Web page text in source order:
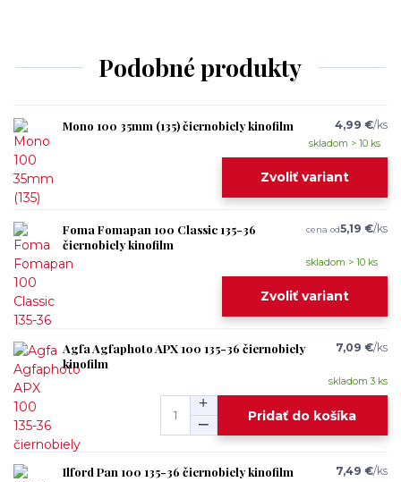
Podobné produkty
Mono 100 35mm (135) čiernobiely kinofilm 4,99 €/ks
skladom > 10 ks
Zvoliť variant
Foma Fomapan 100 Classic 135-36
čiernobiely kinofilm
cena od5,19 €/ks
skladom > 10 ks
Zvoliť variant
Agfa Agfaphoto APX 100 135-36 čiernobiely
kinofilm
7,09 €/ks
skladom 3 ks
Pridať do košíka
Ilford Pan 100 135-36 čiernobiely kinofilm 7,49 €/ks